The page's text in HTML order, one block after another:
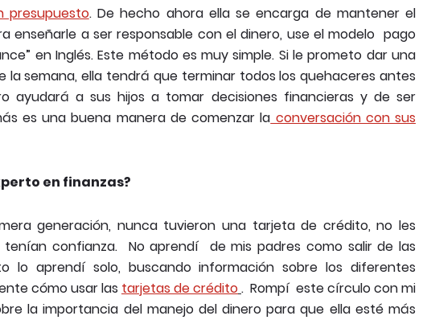
presupuesto. De hecho ahora ella se encarga de mantener el
enseñarle a ser responsable con el dinero, use el modelo pago
en Inglés. Este método es muy simple. Si le prometo dar una
la semana, ella tendrá que terminar todos los quehaceres antes
ayudará a sus hijos a tomar decisiones financieras y de ser
es una buena manera de comenzar la conversación con sus
en finanzas?
generación, nunca tuvieron una tarjeta de crédito, no les
confianza. No aprendí de mis padres como salir de las
lo aprendí solo, buscando información sobre los diferentes
cómo usar las tarjetas de crédito. Rompí este círculo con mi
la importancia del manejo del dinero para que ella esté más